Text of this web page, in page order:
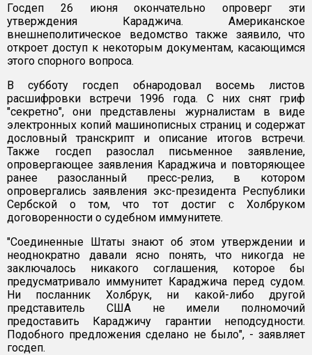
Госдеп 26 июня окончательно опроверг эти
утверждения Караджича. Американское
внешнеполитическое ведомство также заявило, что
откроет доступ к некоторым документам, касающимся
этого спорного вопроса.
В субботу госдеп обнародовал восемь листов
расшифровки встречи 1996 года. С них снят гриф
"секретно", они представлены журналистам в виде
электронных копий машинописных страниц и содержат
дословный транскрипт и описание итогов встречи.
Также госдеп разослал письменное заявление,
опровергающее заявления Караджича и повторяющее
ранее разосланный пресс-релиз, в котором
опровергались заявления экс-президента Республики
Сербской о том, что тот достиг с Холбруком
договоренности о судебном иммунитете.
"Соединенные Штаты знают об этом утверждении и
неоднократно давали ясно понять, что никогда не
заключалось никакого соглашения, которое бы
предусматривало иммунитет Караджича перед судом.
Ни посланник Холбрук, ни какой-либо другой
представитель США не имели полномочий
предоставить Караджичу гарантии неподсудности.
Подобного предложения сделано не было", - заявляет
госдеп.